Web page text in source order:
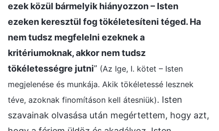
ezek közül bármelyik hiányozzon – Isten
ezeken keresztül fog tökéletesíteni téged. Ha
nem tudsz megfelelni ezeknek a
kritériumoknak, akkor nem tudsz
tökéletességre jutni” (Az Ige, I. kötet – Isten
megjelenése és munkája. Akik tökéletessé lesznek
téve, azoknak finomításon kell átesniük). Isten
szavainak olvasása után megértettem, hogy azt,